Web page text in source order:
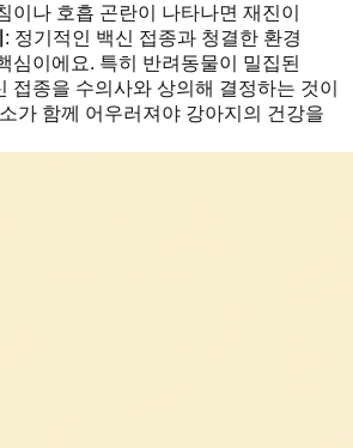
이나 호흡 곤란이 나타나면 재진이
: 정기적인 백신 접종과 청결한 환경
심이에요. 특히 반려동물이 밀집된
접종을 수의사와 상의해 결정하는 것이
가 함께 어우러져야 강아지의 건강을